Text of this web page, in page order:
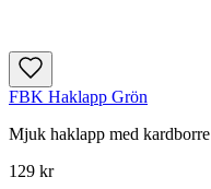
FBK Haklapp Grön
Mjuk haklapp med kardborre
129 kr